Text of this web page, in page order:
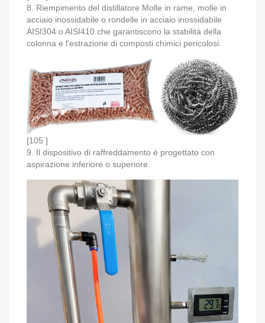
8. Riempimento del distillatore Molle in rame, molle in
acciaio inossidabile o rondelle in acciaio inossidabile
AISI304 o AISI410 che garantiscono la stabilità della
colonna e l'estrazione di composti chimici pericolosi.
[105 ]
9. Il dispositivo di raffreddamento è progettato con
aspirazione inferiore o superiore.